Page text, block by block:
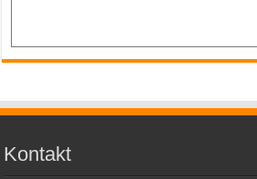
Kontakt